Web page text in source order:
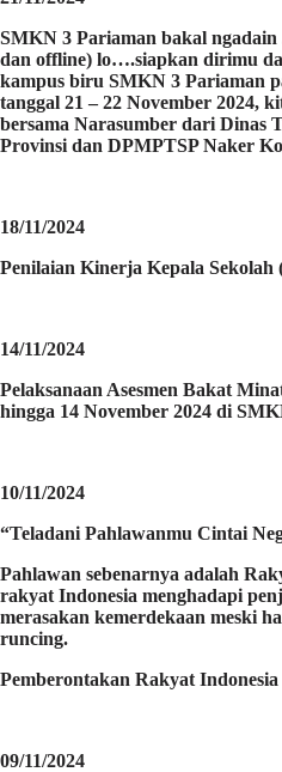
SMKN 3 Pariaman bakal
dan offline) lo….siapkan dirimu
kampus biru SMKN 3 Pariaman
tanggal 21 – 22 November 2024,
bersama Narasumber dari Dinas
Provinsi dan DPMPTSP Naker
18/11/2024
Penilaian Kinerja Kepala Sekolah
14/11/2024
Pelaksanaan Asesmen Bakat
hingga 14 November 2024 di
10/11/2024
“Teladani Pahlawanmu Cintai
Pahlawan sebenarnya adalah
rakyat Indonesia menghadapi
merasakan kemerdekaan meski
runcing.
Pemberontakan Rakyat
09/11/2024